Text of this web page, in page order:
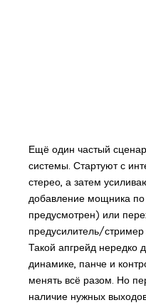
Ещё один частый
системы. Стартуют с
стерео, а затем
добавление мощника
предусмотрен) или
предусилитель/стример
Такой апгрейд нередко
динамике, панче и
менять всё разом. Но
наличие нужных